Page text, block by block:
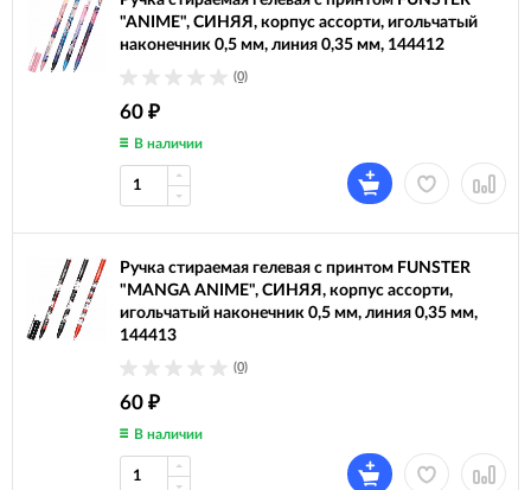
"ANIME", СИНЯЯ, корпус ассорти, игольчатый
наконечник 0,5 мм, линия 0,35 мм, 144412
(0)
60 ₽
В наличии
Ручка стираемая гелевая с принтом FUNSTER
"MANGA ANIME", СИНЯЯ, корпус ассорти,
игольчатый наконечник 0,5 мм, линия 0,35 мм,
144413
(0)
60 ₽
В наличии